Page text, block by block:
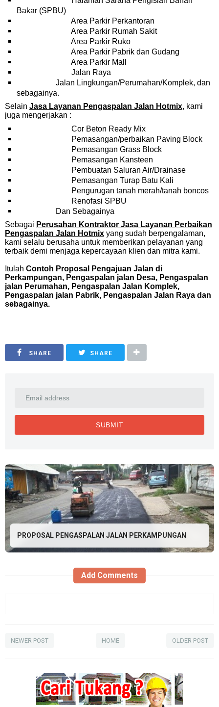
Bakar (SPBU)
Area Parkir Perkantoran
Area Parkir Rumah Sakit
Area Parkir Ruko
Area Parkir Pabrik dan Gudang
Area Parkir Mall
Jalan Raya
Jalan Lingkungan/Perumahan/Komplek, dan
sebagainya.
Selain Jasa Layanan Pengaspalan Jalan Hotmix, kami
juga mengerjakan :
Cor Beton Ready Mix
Pemasangan/perbaikan Paving Block
Pemasangan Grass Block
Pemasangan Kansteen
Pembuatan Saluran Air/Drainase
Pemasangan Turap Batu Kali
Pengurugan tanah merah/tanah boncos
Renofasi SPBU
Dan Sebagainya
Sebagai Perusahan Kontraktor Jasa Layanan Perbaikan
Pengaspalan Jalan Hotmix yang sudah berpengalaman,
kami selalu berusaha untuk memberikan pelayanan yang
terbaik demi menjaga kepercayaan klien dan mitra kami.
Itulah Contoh Proposal Pengajuan Jalan di
Perkampungan, Pengaspalan jalan Desa, Pengaspalan
jalan Perumahan, Pengaspalan Jalan Komplek,
Pengaspalan jalan Pabrik, Pengaspalan Jalan Raya dan
sebagainya.
SHARE SHARE
PROPOSAL PENGASPALAN JALAN PERKAMPUNGAN
Add Comments
NEWER POST OLDER POST
HOME